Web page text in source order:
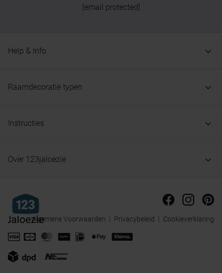
[email protected]
Help & Info
Raamdecoratie typen
Instructies
Over 123jaloezie
Algemene Voorwaarden Privacybeleid Cookieverklaring